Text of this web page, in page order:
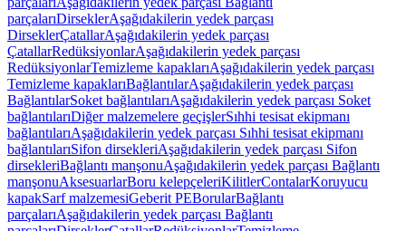
parçalarıDirseklerAşağıdakilerin yedek parçası
DirseklerÇatallarAşağıdakilerin yedek parçası
ÇatallarRedüksiyonlarAşağıdakilerin yedek parçası
RedüksiyonlarTemizleme kapaklarıAşağıdakilerin yedek parçası
Temizleme kapaklarıBağlantılarAşağıdakilerin yedek parçası
BağlantılarSoket bağlantılarıAşağıdakilerin yedek parçası Soket
bağlantılarıDiğer malzemelere geçişlerSıhhi tesisat ekipmanı
bağlantılarıAşağıdakilerin yedek parçası Sıhhi tesisat ekipmanı
bağlantılarıSifon dirsekleriAşağıdakilerin yedek parçası Sifon
dirsekleriBağlantı manşonuAşağıdakilerin yedek parçası Bağlantı
manşonuAksesuarlarBoru kelepçeleriKilitlerContalarKoruyucu
kapakSarf malzemesiGeberit PEBorularBağlantı
parçalarıAşağıdakilerin yedek parçası Bağlantı